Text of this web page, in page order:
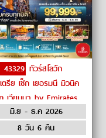
43329 ทัวร์สโลวัก
รีย เช็ก เยอรมนี มิวนิค
เวียนนา by Emirates
มิ.ย - ธ.ค 2026
8 วัน 6 คืน